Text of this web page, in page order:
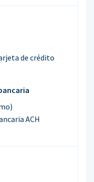
de crédito
ACH